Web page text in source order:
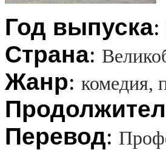
Год выпуска:
Страна:
Жанр: комедия,
Перевод: